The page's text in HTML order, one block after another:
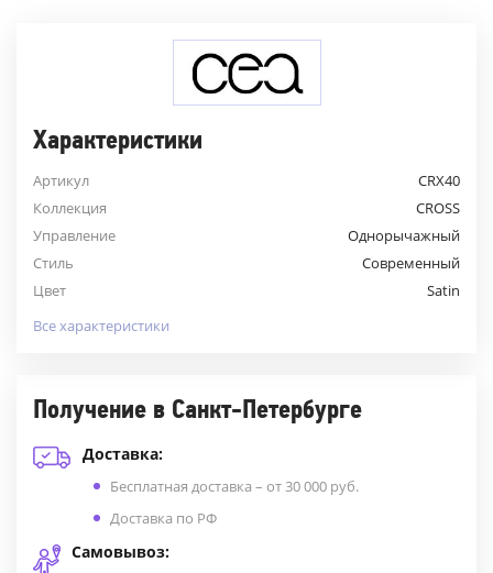
Характеристики
Артикул
CRX40
Коллекция
CROSS
Управление
Однорычажный
Стиль
Современный
Цвет
Satin
Все характеристики
Получение в Санкт-Петербурге
Доставка:
Бесплатная доставка – от 30 000 руб.
Доставка по РФ
Самовывоз: